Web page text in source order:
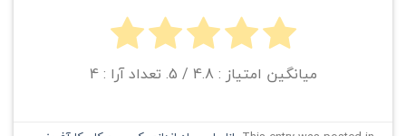
میانگین امتیاز :4.8 / 5. تعداد آرا : 4